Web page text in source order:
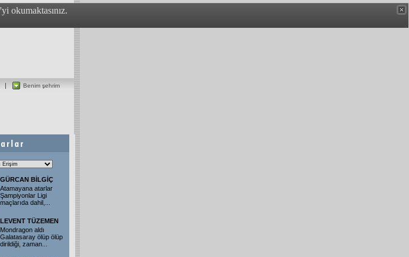
okumaktasınız.
Benim şehrim
GÜRCAN BİLGİÇ
Atamayana atarlar
Şampiyonlar Ligi
maçlarıda dahil,...
LEVENT TÜZEMEN
Mondragon aldı
Galatasaray ölüp ölüp
dirildiği, zaman...